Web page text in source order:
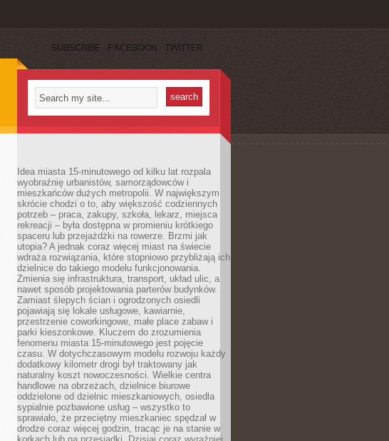
SUBSCRIBE FACEBOOK TWITTER
Idea miasta 15-minutowego od kilku lat rozpala
wyobraźnię urbanistów, samorządowców i
mieszkańców dużych metropolii. W największym
skrócie chodzi o to, aby większość codziennych
potrzeb – praca, zakupy, szkoła, lekarz, miejsca
rekreacji – była dostępna w promieniu krótkiego
spaceru lub przejażdżki na rowerze. Brzmi jak
utopia? A jednak coraz więcej miast na świecie
wdraża rozwiązania, które stopniowo przybliżają ich
dzielnice do takiego modelu funkcjonowania.
Zmienia się infrastruktura, transport, układ ulic, a
nawet sposób projektowania parterów budynków.
Zamiast ślepych ścian i ogrodzonych osiedli
pojawiają się lokale usługowe, kawiarnie,
przestrzenie coworkingowe, małe place zabaw i
parki kieszonkowe. Kluczem do zrozumienia
fenomenu miasta 15-minutowego jest pojęcie
czasu. W dotychczasowym modelu rozwoju każdy
dodatkowy kilometr drogi był traktowany jak
naturalny koszt nowoczesności. Wielkie centra
handlowe na obrzeżach, dzielnice biurowe
oddzielone od dzielnic mieszkaniowych, osiedla
sypialnie pozbawione usług – wszystko to
sprawiało, że przeciętny mieszkaniec spędzał w
drodze coraz więcej godzin, tracąc je na stanie w